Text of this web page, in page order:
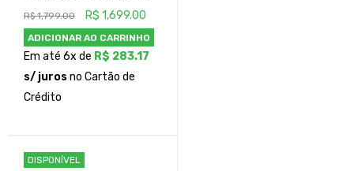
Bloqueado - Preto
R$1,799.00 R$ 1,699.00
ADICIONAR AO CARRINHO
Em até 6x de R$ 283.17
s/ juros no Cartão de
Crédito
DISPONÍVEL